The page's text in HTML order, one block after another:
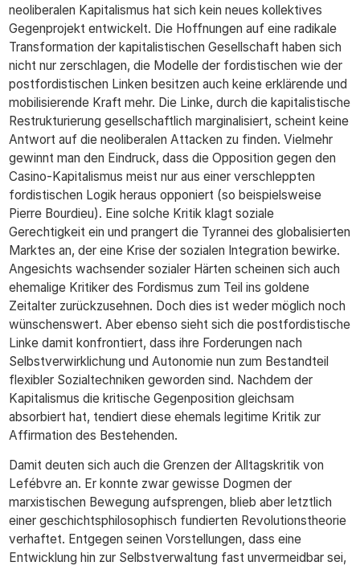
neoliberalen Kapitalismus hat sich kein neues kollektives
Gegenprojekt entwickelt. Die Hoffnungen auf eine radikale
Transformation der kapitalistischen Gesellschaft haben sich
nicht nur zerschlagen, die Modelle der fordistischen wie der
postfordistischen Linken besitzen auch keine erklärende und
mobilisierende Kraft mehr. Die Linke, durch die kapitalistische
Restrukturierung gesellschaftlich marginalisiert, scheint keine
Antwort auf die neoliberalen Attacken zu finden. Vielmehr
gewinnt man den Eindruck, dass die Opposition gegen den
Casino-Kapitalismus meist nur aus einer verschleppten
fordistischen Logik heraus opponiert (so beispielsweise
Pierre Bourdieu). Eine solche Kritik klagt soziale
Gerechtigkeit ein und prangert die Tyrannei des globalisierten
Marktes an, der eine Krise der sozialen Integration bewirke.
Angesichts wachsender sozialer Härten scheinen sich auch
ehemalige Kritiker des Fordismus zum Teil ins goldene
Zeitalter zurückzusehnen. Doch dies ist weder möglich noch
wünschenswert. Aber ebenso sieht sich die postfordistische
Linke damit konfrontiert, dass ihre Forderungen nach
Selbstverwirklichung und Autonomie nun zum Bestandteil
flexibler Sozialtechniken geworden sind. Nachdem der
Kapitalismus die kritische Gegenposition gleichsam
absorbiert hat, tendiert diese ehemals legitime Kritik zur
Affirmation des Bestehenden.
Damit deuten sich auch die Grenzen der Alltagskritik von
Lefébvre an. Er konnte zwar gewisse Dogmen der
marxistischen Bewegung aufsprengen, blieb aber letztlich
einer geschichtsphilosophisch fundierten Revolutionstheorie
verhaftet. Entgegen seinen Vorstellungen, dass eine
Entwicklung hin zur Selbstverwaltung fast unvermeidbar sei,